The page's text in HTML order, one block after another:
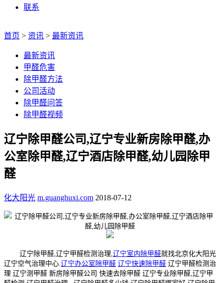
联系
首页 > 资讯 > 最新资讯
最新资讯
甲醛危害
除甲醛方法
公司活动
除甲醛问答
除甲醛视频
辽宁除甲醛公司,辽宁专业新房除甲醛,办
公室除甲醛,辽宁酒店除甲醛,幼儿园除甲
醛
化大阳光 m.guanghuxi.com 2018-07-12
辽宁除甲醛,辽宁甲醛检测治理, 辽宁室内除甲醛就找北京化大阳光
辽宁空气治理中心. 辽宁办公室除甲醛 辽宁快速除甲醛 辽宁甲醛检测治
理 辽宁测甲醛 新房除甲醛公司 快速去除甲醛 辽宁专业除甲醛,辽宁甲